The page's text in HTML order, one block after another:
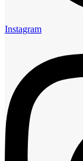
Instagram